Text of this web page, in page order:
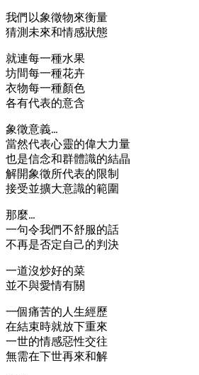
我們以象徵物來衡量
猜測未來和情感狀態
就連每一種水果
坊間每一種花卉
衣物每一種顏色
各有代表的意含
象徵意義…
當然代表心靈的偉大力量
也是信念和群體識的結晶
解開象徵所代表的限制
接受並擴大意識的範圍
那麼…
一句令我們不舒服的話
不再是否定自己的判決
一道沒炒好的菜
並不與愛情有關
一個痛苦的人生經歷
在結束時就放下重來
一世的情感惡性交往
無需在下世再來和解